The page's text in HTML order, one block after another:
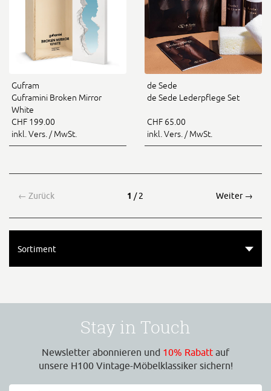
Gufram
Guframini Broken Mirror
White
CHF 199.00
inkl. Vers. / MwSt.
de Sede
de Sede Lederpflege Set
CHF 65.00
inkl. Vers. / MwSt.
← Zurück 1 / 2 Weiter→
Sortiment
Stay in Touch
Newsletter abonnieren und 10% Rabatt auf
unsere H100 Vintage-Möbelklassiker sichern!